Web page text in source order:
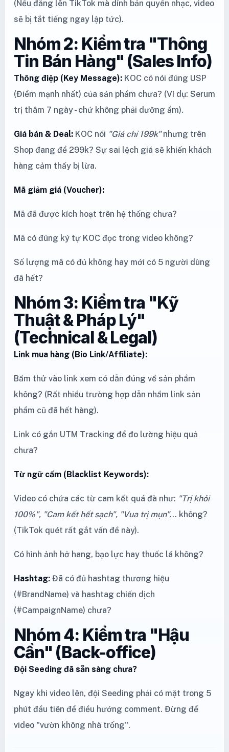
(Nếu đăng lên TikTok mà dính bản quyền nhạc, video
sẽ bị tắt tiếng ngay lập tức).
Nhóm 2: Kiểm tra "Thông
Tin Bán Hàng" (Sales Info)
Thông điệp (Key Message): KOC có nói đúng USP
(Điểm mạnh nhất) của sản phẩm chưa? (Ví dụ: Serum
trị thâm 7 ngày - chứ không phải dưỡng ẩm).
Giá bán & Deal: KOC nói "Giá chỉ 199k"nhưng trên
Shop đang để 299k? Sự sai lệch giá sẽ khiến khách
hàng cảm thấy bị lừa.
Mã giảm giá (Voucher):
Mã đã được kích hoạt trên hệ thống chưa?
Mã có đúng ký tự KOC đọc trong video không?
Số lượng mã có đủ không hay mới có 5 người dùng
đã hết?
Nhóm 3: Kiểm tra "Kỹ
Thuật & Pháp Lý"
(Technical & Legal)
Link mua hàng (Bio Link/Affiliate):
Bấm thử vào link xem có dẫn đúng về sản phẩm
không? (Rất nhiều trường hợp dẫn nhầm link sản
phẩm cũ đã hết hàng).
Link có gắn UTM Tracking để đo lường hiệu quả
chưa?
Từ ngữ cấm (Blacklist Keywords):
Video có chứa các từ cam kết quá đà như: "Trị khỏi
100%", "Cam kết hết sạch", "Vua trị mụn"... không?
(TikTok quét rất gắt vấn đề này).
Có hình ảnh hở hang, bạo lực hay thuốc lá không?
Hashtag: Đã có đủ hashtag thương hiệu
(#BrandName) và hashtag chiến dịch
(#CampaignName) chưa?
Nhóm 4: Kiểm tra "Hậu
Cần" (Back-office)
Đội Seeding đã sẵn sàng chưa?
Ngay khi video lên, đội Seeding phải có mặt trong 5
phút đầu tiên để điều hướng comment. Đừng để
video "vườn không nhà trống".